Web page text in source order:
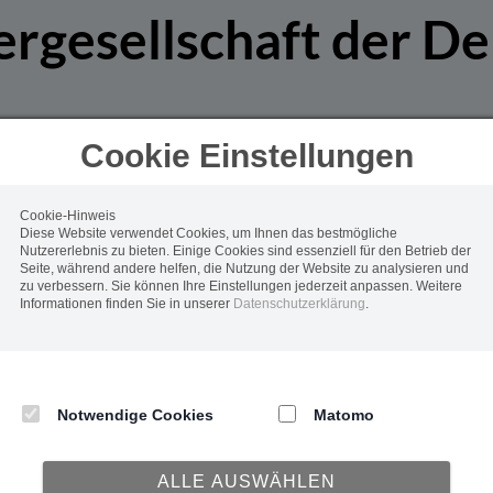
der
täglich benötigen.
war ein strategischer Schritt, um Fachwissen
weltweit führenden Internet-Registrierungsstelle
zu können, die nicht Mitglieder der DENIC eG
im professionellen Betrieb eines DNS und geprägt
DENIC Services übergeben.
Cookie Einstellungen
Cookie-Hinweis
Diese Website verwendet Cookies, um Ihnen das bestmögliche
Nutzererlebnis zu bieten. Einige Cookies sind essenziell für den Betrieb der
Seite, während andere helfen, die Nutzung der Website zu analysieren und
zu verbessern. Sie können Ihre Einstellungen jederzeit anpassen. Weitere
Informationen finden Sie in unserer Datenschutzerklärung.
Notwendige Cookies Matomo
ALLE AUSWÄHLEN